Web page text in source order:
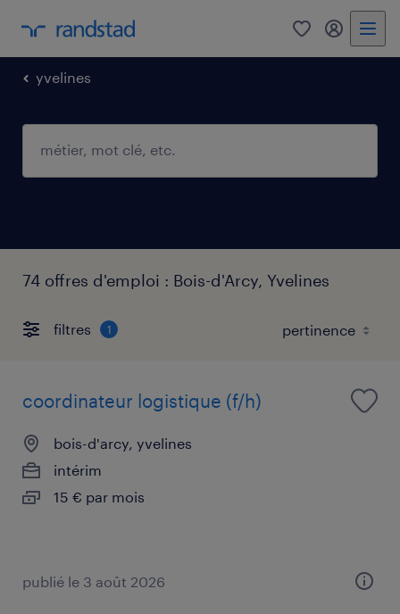
0 mon
yvelines
74 offres d'emploi : Bois-d'Arcy, Yvelines
filtres 1
coordinateur logistique (f/h)
bois-d'arcy, yvelines
intérim
15 € par mois
publié le 3 août 2026